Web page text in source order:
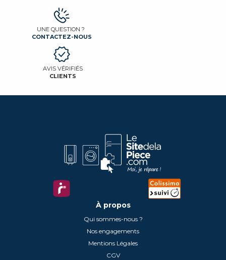
UNE QUESTION ?
CONTACTEZ-NOUS
AVIS VÉRIFIÉS
CLIENTS
À propos
Qui sommes-nous ?
Nos engagements
Mentions Légales
CGV